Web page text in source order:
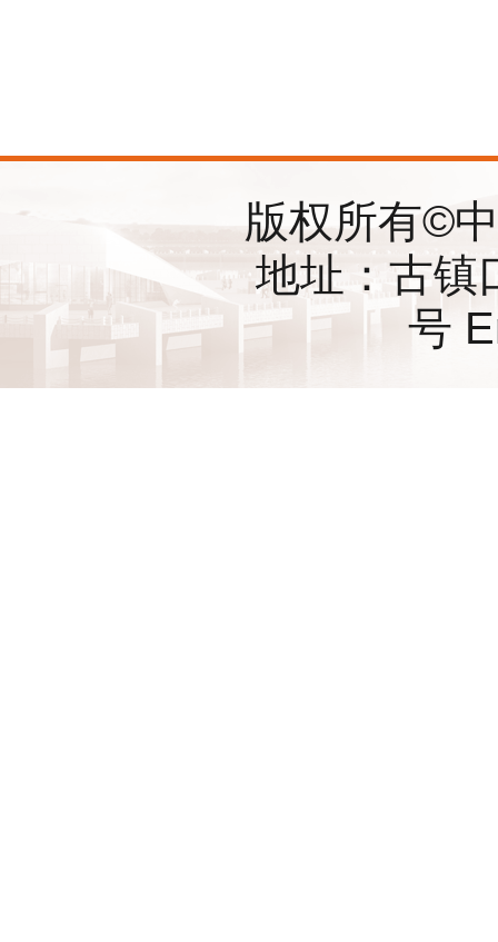
版权所有©
地址：古镇
号